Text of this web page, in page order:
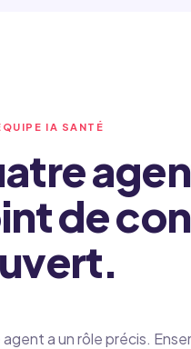
IA SANTÉ
de
a un rôle précis.